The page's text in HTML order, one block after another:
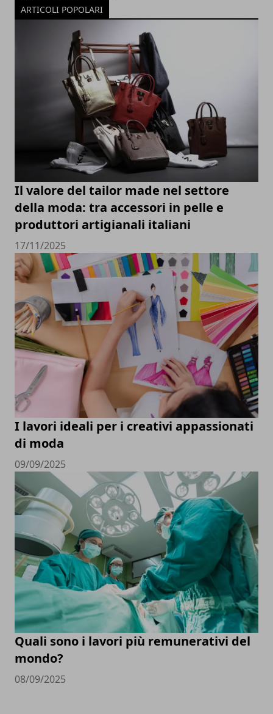
ARTICOLI POPOLARI
Il valore del tailor made nel settore
della moda: tra accessori in pelle e
produttori artigianali italiani
17/11/2025
I lavori ideali per i creativi appassionati
di moda
09/09/2025
Quali sono i lavori più remunerativi del
mondo?
08/09/2025